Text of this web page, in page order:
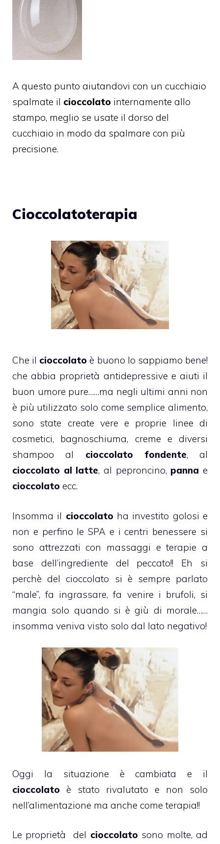
A questo punto aiutandovi con un cucchiaio
spalmate il cioccolato internamente allo
stampo, meglio se usate il dorso del
cucchiaio in modo da spalmare con più
precisione.
Cioccolatoterapia
Che il cioccolato è buono lo sappiamo bene!
che abbia proprietà antidepressive e aiuti il
buon umore pure……ma negli ultimi anni non
è più utilizzato solo come semplice alimento,
sono state create vere e proprie linee di
cosmetici, bagnoschiuma, creme e diversi
shampoo al cioccolato fondente, al
cioccolato al latte, al peproncino, panna e
cioccolato ecc.
Insomma il cioccolato ha investito golosi e
non e perfino le SPA e i centri benessere si
sono attrezzati con massaggi e terapie a
base dell’ingrediente del peccato!! Eh si
perchè del cioccolato si è sempre parlato
“male”, fa ingrassare, fa venire i brufoli, si
mangia solo quando si è giù di morale……
insomma veniva visto solo dal lato negativo!
Oggi la situazione è cambiata e il
cioccolato è stato rivalutato e non solo
nell’alimentazione ma anche come terapia!!
Le proprietà del cioccolato sono molte, ad